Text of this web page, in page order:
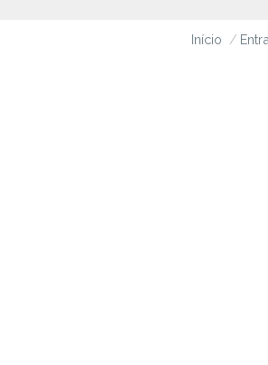
Você está
Início